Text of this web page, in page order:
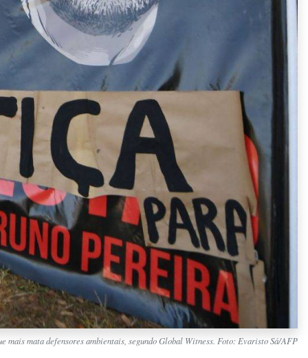
mais mata defensores ambientais, segundo Global Witness. Foto: Evaristo Sá/AFP